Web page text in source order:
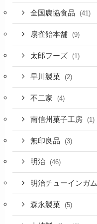
全国農協食品 (41)
扇雀飴本舗 (9)
太郎フーズ (1)
早川製菓 (2)
不二家 (4)
南信州菓子工房 (1)
無印良品 (3)
明治 (46)
明治チューインガム
森永製菓 (5)